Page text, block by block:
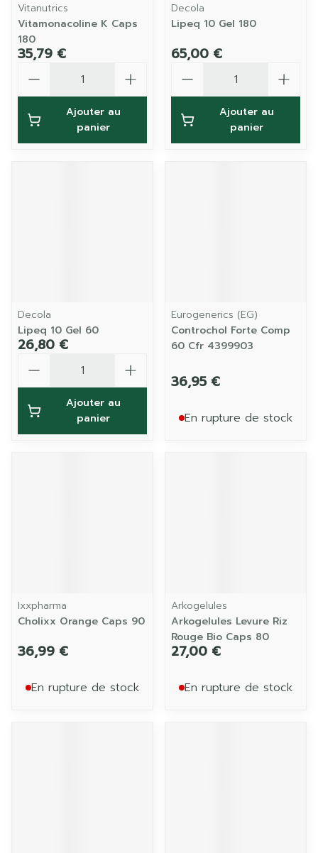
Vitanutrics
Vitamonacoline K Caps
180
35,79 €
Ajouter au
panier
Decola
Lipeq 10 Gel 180
65,00 €
Ajouter au
panier
Decola
Lipeq 10 Gel 60
26,80 €
Ajouter au
panier
Eurogenerics (EG)
Controchol Forte Comp
60 Cfr 4399903
36,95 €
En rupture de stock
Ixxpharma
Cholixx Orange Caps 90
36,99 €
En rupture de stock
Arkogelules
Arkogelules Levure Riz
Rouge Bio Caps 80
27,00 €
En rupture de stock